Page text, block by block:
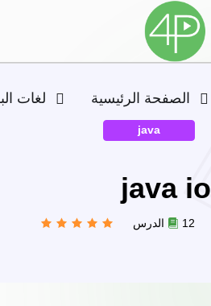
الصفحة الرئيسية لغات
java
java io
12 الدرس